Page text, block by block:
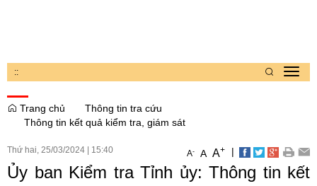
::
Trang chủ
Thông tin tra cứu
Thông tin kết quả kiểm tra, giám sát
Thứ hai, 25/03/2024 15:40 A- A A+ |
Ủy ban Kiểm tra Tỉnh ủy: Thông tin kết